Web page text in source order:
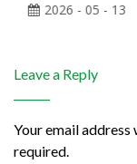
2026 - 05 - 13
Leave a Reply
Your email address
required.